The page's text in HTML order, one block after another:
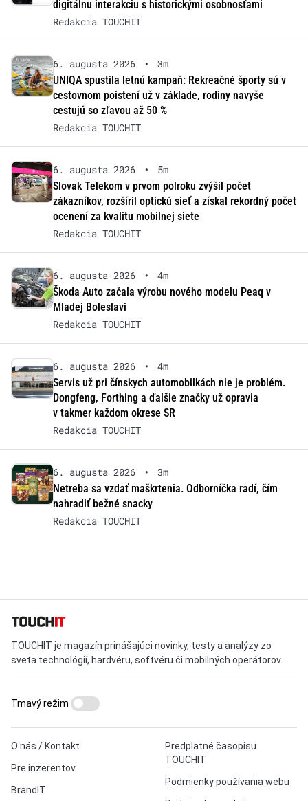
digitálnu interakciu s historickými osobnosťami
Redakcia TOUCHIT
6. augusta 2026 •
3m
UNIQA spustila letnú kampaň: Rekreačné športy sú v
cestovnom poistení už v základe, rodiny navyše
cestujú so zľavou až 50 %
Redakcia TOUCHIT
6. augusta 2026 •
5m
Slovak Telekom v prvom polroku zvýšil počet
zákazníkov, rozšíril optickú sieť a získal rekordný počet
ocenení za kvalitu mobilnej siete
Redakcia TOUCHIT
6. augusta 2026 •
4m
Škoda Auto začala výrobu nového modelu Peaq v
Mladej Boleslavi
Redakcia TOUCHIT
6. augusta 2026 •
4m
Servis už pri čínskych automobilkách nie je problém.
Dongfeng, Forthing a ďalšie značky už opravia
v takmer každom okrese SR
Redakcia TOUCHIT
6. augusta 2026 •
3m
Netreba sa vzdať maškrtenia. Odborníčka radí, čím
nahradiť bežné snacky
Redakcia TOUCHIT
TOUCHIT je magazín prinášajúci novinky, testy a analýzy zo
sveta technológií, hardvéru, softvéru či mobilných operátorov.
O nás / Kontakt
Pre inzerentov
BrandIT
Predplatné časopisu
TOUCHIT
Podmienky používania webu
Tmavý režim